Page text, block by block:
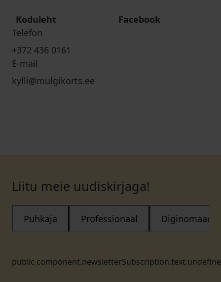
Koduleht
Facebook
Telefon
+372 436 0161
E-mail
kylli@mulgikorts.ee
Liitu meie uudiskirjaga!
Puhkaja Professionaal Diginomaad